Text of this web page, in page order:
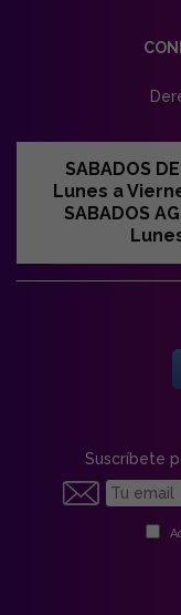
SABADOS
Lunes a
SABADOS
Suscríbete